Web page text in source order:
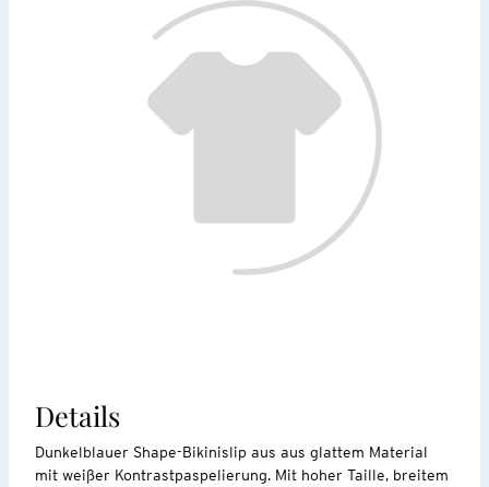
Details
Dunkelblauer Shape-Bikinislip aus aus glattem Material
mit weißer Kontrastpaspelierung. Mit hoher Taille, breitem